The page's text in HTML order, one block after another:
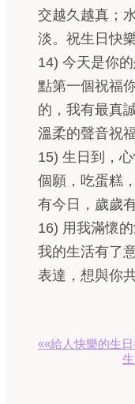
交越久越真；
淡。祝生日快
14) 今天是你的
點第一個祝福
的，我有最真
溫柔的聲音祝
15) 生日到，
個願，吃蛋糕
有今日，歲歲
16) 用我滿懷
我的生活有了
表達，想與你
««給人快樂的生